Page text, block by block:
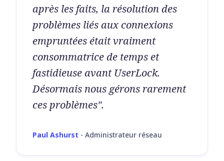
après les faits, la résolution des
problèmes liés aux connexions
empruntées était vraiment
consommatrice de temps et
fastidieuse avant UserLock.
Désormais nous gérons rarement
ces problèmes".
Paul Ashurst - Administrateur réseau